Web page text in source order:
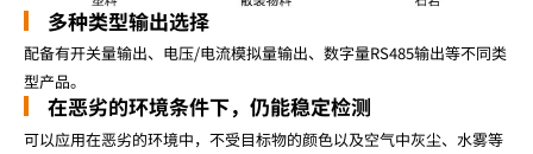
多种类型输出选择
配备有开关量输出、电压/电流模拟量输出、数字量RS485输出等不同类
型产品。
在恶劣的环境条件下，仍能稳定检测
可以应用在恶劣的环境中，不受目标物的颜色以及空气中灰尘、水雾等